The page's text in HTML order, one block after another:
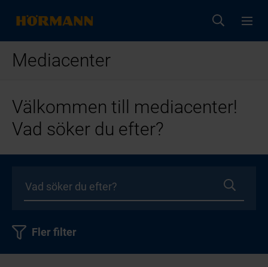
Mediacenter
Välkommen till mediacenter!
Vad söker du efter?
Fler filter